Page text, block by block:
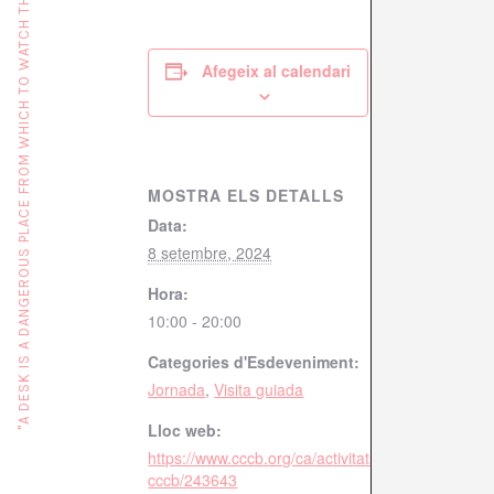
Afegeix al calendari
MOSTRA ELS DETALLS
Data:
8 setembre, 2024
Hora:
10:00 - 20:00
Categories d'Esdeveniment:
Jornada,Visita guiada
Lloc web:
https://www.cccb.org/ca/activitats/fitxa/visita-el-
cccb/243643